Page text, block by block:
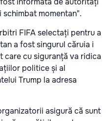
momentan".
FIFA selectați pentru a
a fost singurul căruia i
care cu siguranță va ridica
politice și al
Trump la adresa
asigură că sunt